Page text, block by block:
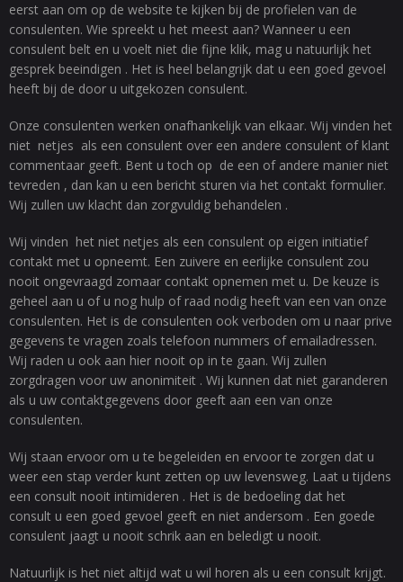
eerst aan om op de website te kijken bij de profielen van de
consulenten. Wie spreekt u het meest aan? Wanneer u een
consulent belt en u voelt niet die fijne klik, mag u natuurlijk het
gesprek beeindigen . Het is heel belangrijk dat u een goed gevoel
heeft bij de door u uitgekozen consulent.
Onze consulenten werken onafhankelijk van elkaar. Wij vinden het
niet netjes als een consulent over een andere consulent of klant
commentaar geeft. Bent u toch op de een of andere manier niet
tevreden , dan kan u een bericht sturen via het contakt formulier.
Wij zullen uw klacht dan zorgvuldig behandelen .
Wij vinden het niet netjes als een consulent op eigen initiatief
contakt met u opneemt. Een zuivere en eerlijke consulent zou
nooit ongevraagd zomaar contakt opnemen met u. De keuze is
geheel aan u of u nog hulp of raad nodig heeft van een van onze
consulenten. Het is de consulenten ook verboden om u naar prive
gegevens te vragen zoals telefoon nummers of emailadressen.
Wij raden u ook aan hier nooit op in te gaan. Wij zullen
zorgdragen voor uw anonimiteit . Wij kunnen dat niet garanderen
als u uw contaktgegevens door geeft aan een van onze
consulenten.
Wij staan ervoor om u te begeleiden en ervoor te zorgen dat u
weer een stap verder kunt zetten op uw levensweg. Laat u tijdens
een consult nooit intimideren . Het is de bedoeling dat het
consult u een goed gevoel geeft en niet andersom . Een goede
consulent jaagt u nooit schrik aan en beledigt u nooit.
Natuurlijk is het niet altijd wat u wil horen als u een consult krijgt.